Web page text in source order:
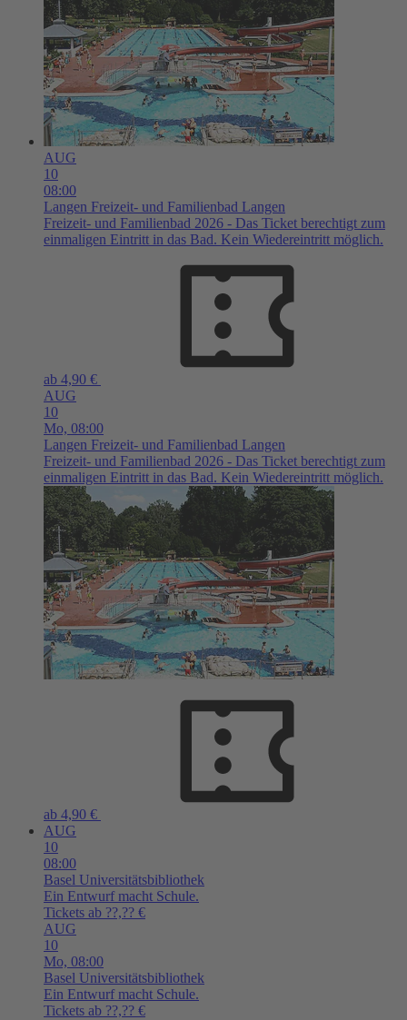
AUG
10
08:00
Langen Freizeit- und Familienbad Langen
Freizeit- und Familienbad 2026 - Das Ticket berechtigt zum
einmaligen Eintritt in das Bad. Kein Wiedereintritt möglich.
ab 4,90 €
AUG
10
Mo, 08:00
Langen Freizeit- und Familienbad Langen
Freizeit- und Familienbad 2026 - Das Ticket berechtigt zum
einmaligen Eintritt in das Bad. Kein Wiedereintritt möglich.
ab 4,90 €
AUG
10
08:00
Basel Universitätsbibliothek
Ein Entwurf macht Schule.
Tickets ab ??,?? €
AUG
10
Mo, 08:00
Basel Universitätsbibliothek
Ein Entwurf macht Schule.
Tickets ab ??,?? €